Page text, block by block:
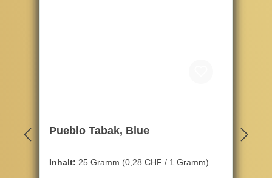
Pueblo Tabak, Blue
Inhalt: 25 Gramm (0,28 CHF / 1 Gramm)